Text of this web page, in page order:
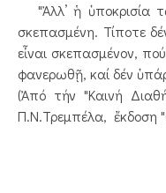
"Ἀλλ’ ἡ ὑποκρισία
σκεπασμένη. Τίποτε
εἶναι σκεπασμένον,
φανερωθῇ, καί δέν
(Ἀπό τήν "Καινή
Π.Ν.Τρεμπέλα, ἔκδοση